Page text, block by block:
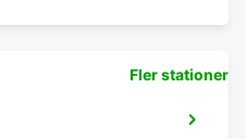
Fler stationer